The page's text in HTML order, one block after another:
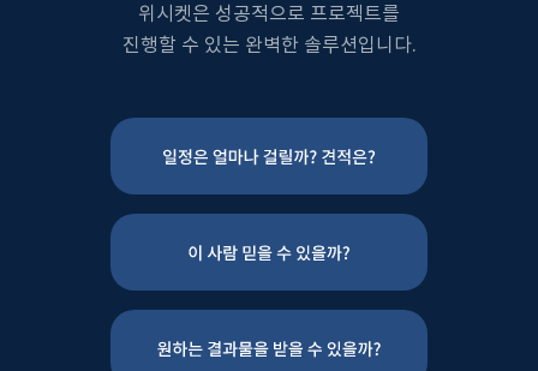
위시켓은 성공적으로 프로젝트를
진행할 수 있는 완벽한 솔루션입니다.